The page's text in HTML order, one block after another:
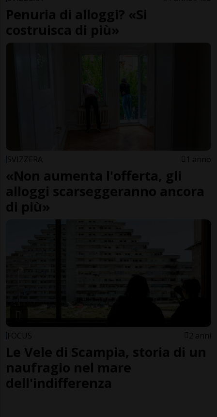
Penuria di alloggi? «Si
costruisca di più»
SVIZZERA 1 anno
«Non aumenta l'offerta, gli
alloggi scarseggeranno ancora
di più»
FOCUS 2 anni
Le Vele di Scampia, storia di un
naufragio nel mare
dell'indifferenza